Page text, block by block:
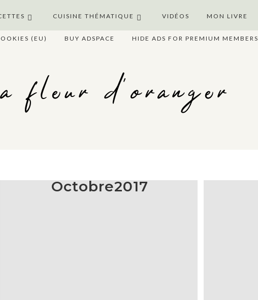
CUISINE THÉMATIQUE VIDÉOS MON LIVRE
(EU) BUY ADSPACE HIDE ADS FOR PREMIUM MEMBERS
fleur d'oranger
Octobre2017